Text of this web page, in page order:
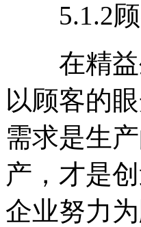
5.1.2顾
在精益
以顾客的
需求是生
产，才是
企业努力